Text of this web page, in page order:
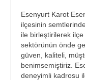
Esenyurt Karot
ilçesinin
ile birleştirilerek
sektörünün önde
güven, kaliteli,
benimsemiştiriz.
deneyimli kadrosu